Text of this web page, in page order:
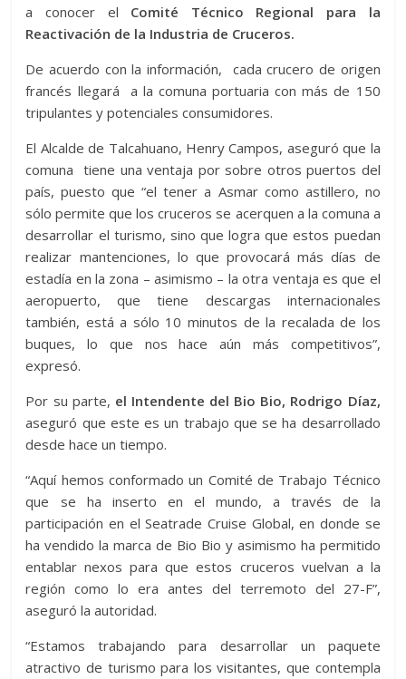
a conocer el Comité Técnico Regional para la
Reactivación de la Industria de Cruceros.
De acuerdo con la información, cada crucero de origen
francés llegará a la comuna portuaria con más de 150
tripulantes y potenciales consumidores.
El Alcalde de Talcahuano, Henry Campos, aseguró que la
comuna tiene una ventaja por sobre otros puertos del
país, puesto que “el tener a Asmar como astillero, no
sólo permite que los cruceros se acerquen a la comuna a
desarrollar el turismo, sino que logra que estos puedan
realizar mantenciones, lo que provocará más días de
estadía en la zona – asimismo – la otra ventaja es que el
aeropuerto, que tiene descargas internacionales
también, está a sólo 10 minutos de la recalada de los
buques, lo que nos hace aún más competitivos”,
expresó.
Por su parte, el Intendente del Bio Bio, Rodrigo Díaz,
aseguró que este es un trabajo que se ha desarrollado
desde hace un tiempo.
“Aquí hemos conformado un Comité de Trabajo Técnico
que se ha inserto en el mundo, a través de la
participación en el Seatrade Cruise Global, en donde se
ha vendido la marca de Bio Bio y asimismo ha permitido
entablar nexos para que estos cruceros vuelvan a la
región como lo era antes del terremoto del 27-F”,
aseguró la autoridad.
“Estamos trabajando para desarrollar un paquete
atractivo de turismo para los visitantes, que contempla